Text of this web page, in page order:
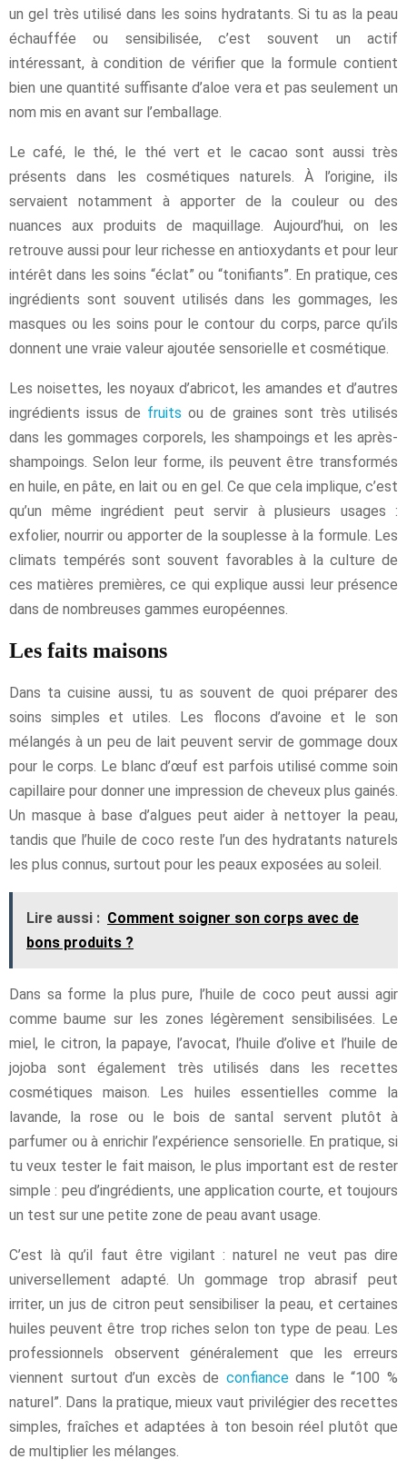
un gel très utilisé dans les soins hydratants. Si tu as la peau
échauffée ou sensibilisée, c’est souvent un actif
intéressant, à condition de vérifier que la formule contient
bien une quantité suffisante d’aloe vera et pas seulement un
nom mis en avant sur l’emballage.
Le café, le thé, le thé vert et le cacao sont aussi très
présents dans les cosmétiques naturels. À l’origine, ils
servaient notamment à apporter de la couleur ou des
nuances aux produits de maquillage. Aujourd’hui, on les
retrouve aussi pour leur richesse en antioxydants et pour leur
intérêt dans les soins “éclat” ou “tonifiants”. En pratique, ces
ingrédients sont souvent utilisés dans les gommages, les
masques ou les soins pour le contour du corps, parce qu’ils
donnent une vraie valeur ajoutée sensorielle et cosmétique.
Les noisettes, les noyaux d’abricot, les amandes et d’autres
ingrédients issus de fruits ou de graines sont très utilisés
dans les gommages corporels, les shampoings et les après-
shampoings. Selon leur forme, ils peuvent être transformés
en huile, en pâte, en lait ou en gel. Ce que cela implique, c’est
qu’un même ingrédient peut servir à plusieurs usages :
exfolier, nourrir ou apporter de la souplesse à la formule. Les
climats tempérés sont souvent favorables à la culture de
ces matières premières, ce qui explique aussi leur présence
dans de nombreuses gammes européennes.
Les faits maisons
Dans ta cuisine aussi, tu as souvent de quoi préparer des
soins simples et utiles. Les flocons d’avoine et le son
mélangés à un peu de lait peuvent servir de gommage doux
pour le corps. Le blanc d’œuf est parfois utilisé comme soin
capillaire pour donner une impression de cheveux plus gainés.
Un masque à base d’algues peut aider à nettoyer la peau,
tandis que l’huile de coco reste l’un des hydratants naturels
les plus connus, surtout pour les peaux exposées au soleil.
Lire aussi : Comment soigner son corps avec de
bons produits ?
Dans sa forme la plus pure, l’huile de coco peut aussi agir
comme baume sur les zones légèrement sensibilisées. Le
miel, le citron, la papaye, l’avocat, l’huile d’olive et l’huile de
jojoba sont également très utilisés dans les recettes
cosmétiques maison. Les huiles essentielles comme la
lavande, la rose ou le bois de santal servent plutôt à
parfumer ou à enrichir l’expérience sensorielle. En pratique, si
tu veux tester le fait maison, le plus important est de rester
simple : peu d’ingrédients, une application courte, et toujours
un test sur une petite zone de peau avant usage.
C’est là qu’il faut être vigilant : naturel ne veut pas dire
universellement adapté. Un gommage trop abrasif peut
irriter, un jus de citron peut sensibiliser la peau, et certaines
huiles peuvent être trop riches selon ton type de peau. Les
professionnels observent généralement que les erreurs
viennent surtout d’un excès de confiancedans le “100 %
naturel”. Dans la pratique, mieux vaut privilégier des recettes
simples, fraîches et adaptées à ton besoin réel plutôt que
de multiplier les mélanges.